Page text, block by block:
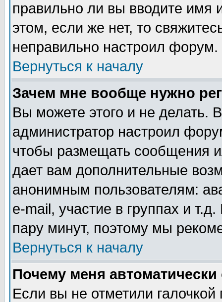
правильно ли вы вводите
этом, если же нет, то
неправильно настроил форум.
Вернуться к началу
Зачем мне вообще нужно
Вы можете этого и не делать.
администратор настроил
чтобы размещать сообщения
дает вам дополнительные
анонимным пользователям:
e-mail, участие в группах и
пару минут, поэтому мы
Вернуться к началу
Почему меня автоматически
Если вы не отметили галочкой